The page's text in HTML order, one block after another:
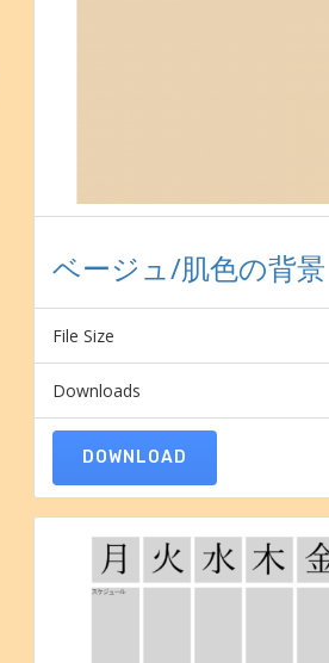
ベージュ/肌色の背景
File Size
Downloads
DOWNLOAD